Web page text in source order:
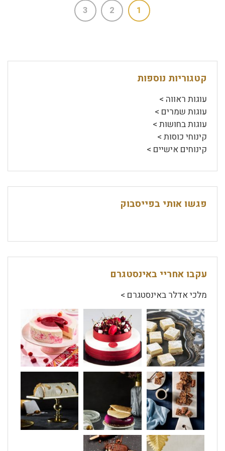
1
2
3
קטגוריות נוספות
עוגות ראווה >
עוגות שמרים >
עוגות בחושות >
קינוחי כוסות >
קינוחים אישיים >
פגשו אותי בפייסבוק
עקבו אחריי באינסטגרם
מלכי אדלר באינסטגרם >